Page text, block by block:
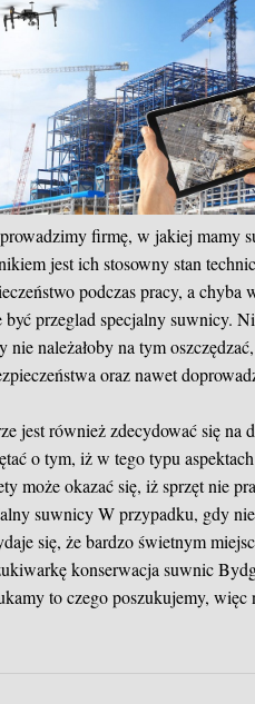
firmę, w jakiej mamy
jest ich stosowny stan
podczas pracy, a chyba
być przeglad specjalny suwnicy.
nie należałoby na tym
oraz nawet
jest również zdecydować się na
o tym, iż w tego typu
może okazać się, iż sprzęt nie
suwnicyW przypadku, gdy
się, że bardzo świetnym
konserwacja suwnic
to czego poszukujemy, więc